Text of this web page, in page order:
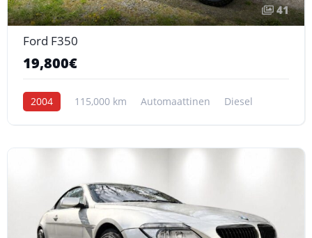
41
Ford F350
19,800€
2004 115,000 km Automaattinen Diesel